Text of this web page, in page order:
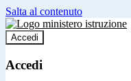
Salta al contenuto
Accedi
Accedi